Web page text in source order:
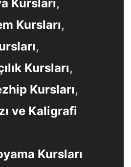
Kursları,
Kursları,
,
Kursları,
Kursları,
ve Kaligrafi
Kursları